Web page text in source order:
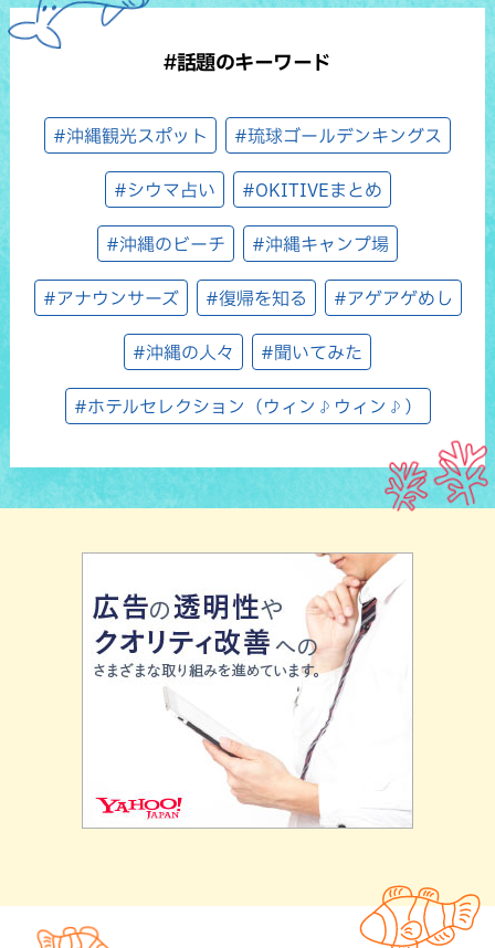
#話題のキーワード
#沖縄観光スポット #琉球ゴールデンキングス
#シウマ占い #OKITIVEまとめ
#沖縄のビーチ #沖縄キャンプ場
#アナウンサーズ #復帰を知る #アゲアゲめし
#沖縄の人々 #聞いてみた
#ホテルセレクション（ウィン♪ウィン♪）